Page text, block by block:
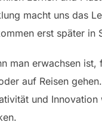
macht uns das
erst später in
man erwachsen
auf Reisen
und